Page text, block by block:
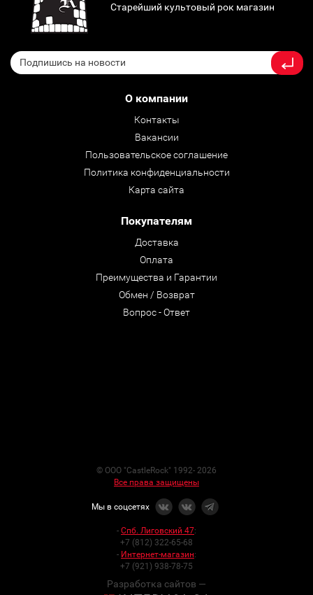
Старейший культовый рок магазин
О компании
Контакты
Вакансии
Пользовательское соглашение
Политика конфиденциальности
Карта сайта
Покупателям
Доставка
Оплата
Преимущества и Гарантии
Обмен / Возврат
Вопрос - Ответ
© ООО "CastleRock" 1992- 2026
Все права защищены
Мы в соцсетях
- Спб. Лиговский 47:
+7 (812) 322-65-68
- Интернет-магазин:
+7 (921) 938-78-75
Разработка сайтов —